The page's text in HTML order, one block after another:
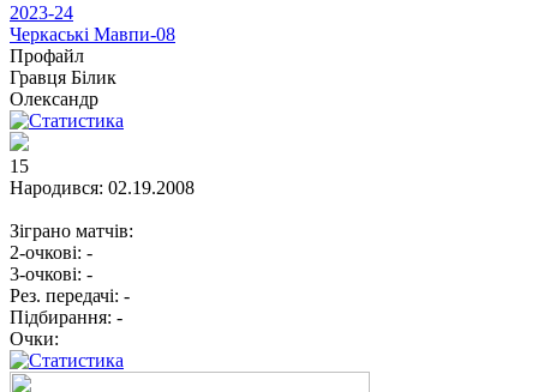
2023-24
Черкаські Мавпи-08
Профайл
Гравця Білик
Олександр
15
Народився: 02.19.2008
Зіграно матчів:
2-очкові: -
3-очкові: -
Рез. передачі: -
Підбирання: -
Очки: